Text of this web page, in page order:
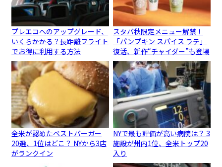
プレエコへのアップグレード、
いくらかかる？長距離フライト
でお得に利用する方法
スタバ秋限定メニュー解禁！
「パンプキン スパイス ラテ」
復活、新作“チャイダー”も登場
全米が認めたベストバーガー
20選、1位はどこ？ NYから3店
がランクイン
NYで最も評価が高い病院は？ 3
施設が州内1位、全米トップ20
入り